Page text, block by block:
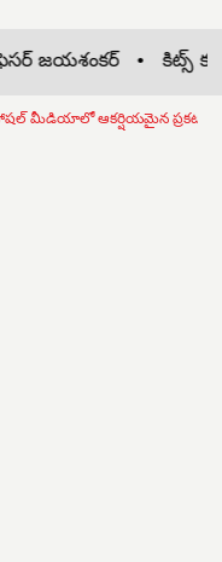
జయశంకర్ •కిట్స్
మీడియాలో ఆకర్షియమైన ప్రకటన..